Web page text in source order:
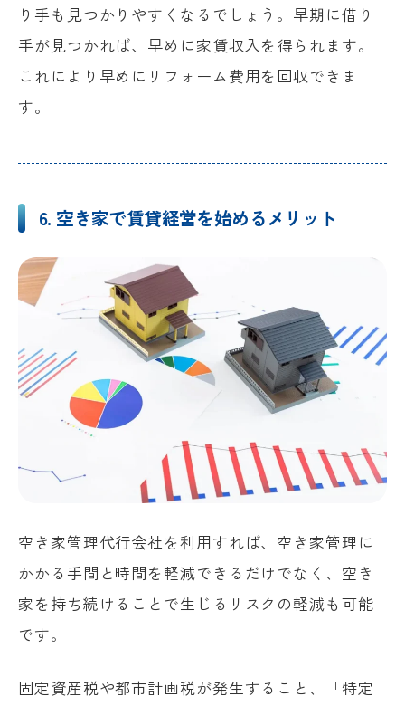
り手も見つかりやすくなるでしょう。早期に借り
手が見つかれば、早めに家賃収入を得られます。
これにより早めにリフォーム費用を回収できま
す。
6. 空き家で賃貸経営を始めるメリット
空き家管理代行会社を利用すれば、空き家管理に
かかる手間と時間を軽減できるだけでなく、空き
家を持ち続けることで生じるリスクの軽減も可能
です。
固定資産税や都市計画税が発生すること、「特定